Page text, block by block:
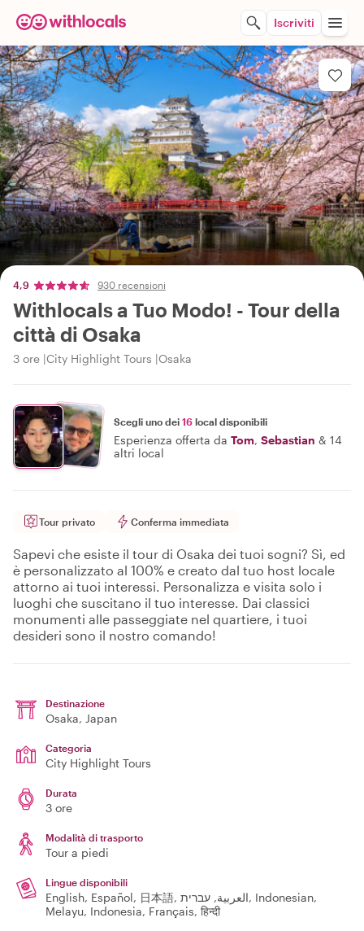
Iscriviti
4,9 930 recensioni
Withlocals a Tuo Modo! - Tour della
città di Osaka
3 ore City Highlight Tours Osaka
Scegli uno dei 16 local disponibili
Esperienza offerta da Tom, Sebastian & 14
altri local
Tour privato Conferma immediata
Sapevi che esiste il tour di Osaka dei tuoi sogni? Sì, ed
è personalizzato al 100% e creato dal tuo host locale
attorno ai tuoi interessi. Personalizza e visita solo i
luoghi che suscitano il tuo interesse. Dai classici
monumenti alle passeggiate nel quartiere, i tuoi
desideri sono il nostro comando!
Destinazione
Osaka, Japan
Categoria
City Highlight Tours
Durata
3 ore
Modalità di trasporto
Tour a piedi
Lingue disponibili
English, Español, 日本語, العربية, עברית, Indonesian,
Melayu, Indonesia, Français, हिन्दी